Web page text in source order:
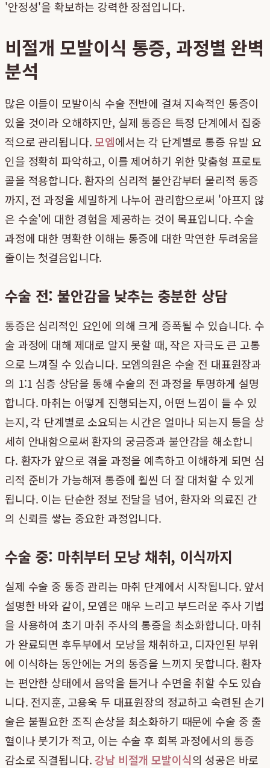
'안정성'을 확보하는 강력한 장점입니다.
비절개 모발이식 통증, 과정별 완벽
분석
많은 이들이 모발이식 수술 전반에 걸쳐 지속적인 통증이
있을 것이라 오해하지만, 실제 통증은 특정 단계에서 집중
적으로 관리됩니다.모엠에서는 각 단계별로 통증 유발 요
인을 정확히 파악하고, 이를 제어하기 위한 맞춤형 프로토
콜을 적용합니다. 환자의 심리적 불안감부터 물리적 통증
까지, 전 과정을 세밀하게 나누어 관리함으로써 '아프지 않
은 수술'에 대한 경험을 제공하는 것이 목표입니다. 수술
과정에 대한 명확한 이해는 통증에 대한 막연한 두려움을
줄이는 첫걸음입니다.
수술 전: 불안감을 낮추는 충분한 상담
통증은 심리적인 요인에 의해 크게 증폭될 수 있습니다. 수
술 과정에 대해 제대로 알지 못할 때, 작은 자극도 큰 고통
으로 느껴질 수 있습니다. 모엠의원은 수술 전 대표원장과
의 1:1 심층 상담을 통해 수술의 전 과정을 투명하게 설명
합니다. 마취는 어떻게 진행되는지, 어떤 느낌이 들 수 있
는지, 각 단계별로 소요되는 시간은 얼마나 되는지 등을 상
세히 안내함으로써 환자의 궁금증과 불안감을 해소합니
다. 환자가 앞으로 겪을 과정을 예측하고 이해하게 되면 심
리적 준비가 가능해져 통증에 훨씬 더 잘 대처할 수 있게
됩니다. 이는 단순한 정보 전달을 넘어, 환자와 의료진 간
의 신뢰를 쌓는 중요한 과정입니다.
수술 중: 마취부터 모낭 채취, 이식까지
실제 수술 중 통증 관리는 마취 단계에서 시작됩니다. 앞서
설명한 바와 같이, 모엠은 매우 느리고 부드러운 주사 기법
을 사용하여 초기 마취 주사의 통증을 최소화합니다. 마취
가 완료되면 후두부에서 모낭을 채취하고, 디자인된 부위
에 이식하는 동안에는 거의 통증을 느끼지 못합니다. 환자
는 편안한 상태에서 음악을 듣거나 수면을 취할 수도 있습
니다. 전지훈, 고용욱 두 대표원장의 정교하고 숙련된 손기
술은 불필요한 조직 손상을 최소화하기 때문에 수술 중 출
혈이나 붓기가 적고, 이는 수술 후 회복 과정에서의 통증
감소로 직결됩니다. 강남 비절개 모발이식의 성공은 바로